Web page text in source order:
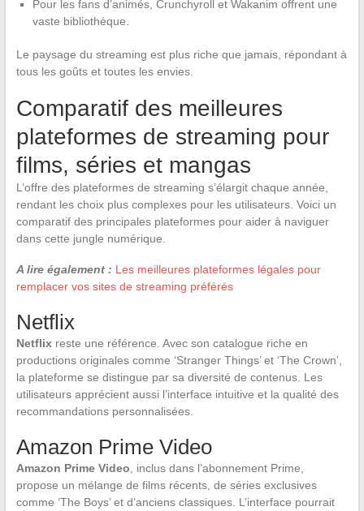
Pour les fans d’animés, Crunchyroll et Wakanim offrent une
vaste bibliothèque.
Le paysage du streaming est plus riche que jamais, répondant à
tous les goûts et toutes les envies.
Comparatif des meilleures
plateformes de streaming pour
films, séries et mangas
L’offre des plateformes de streaming s’élargit chaque année,
rendant les choix plus complexes pour les utilisateurs. Voici un
comparatif des principales plateformes pour aider à naviguer
dans cette jungle numérique.
A lire également : Les meilleures plateformes légales pour
remplacer vos sites de streaming préférés
Netflix
Netflixreste une référence. Avec son catalogue riche en
productions originales comme ‘Stranger Things’ et ‘The Crown’,
la plateforme se distingue par sa diversité de contenus. Les
utilisateurs apprécient aussi l’interface intuitive et la qualité des
recommandations personnalisées.
Amazon Prime Video
Amazon Prime Video , inclus dans l’abonnement Prime,
propose un mélange de films récents, de séries exclusives
comme ‘The Boys’ et d’anciens classiques. L’interface pourrait